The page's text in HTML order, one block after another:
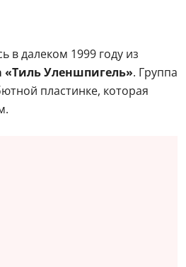
в далеком 1999 году из
«Тиль Уленшпигель». Группа
пластинке, которая